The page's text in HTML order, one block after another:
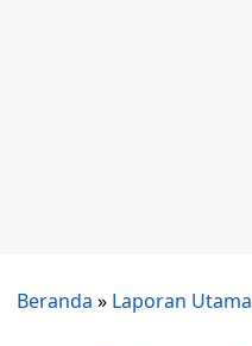
Beranda » Laporan Utama